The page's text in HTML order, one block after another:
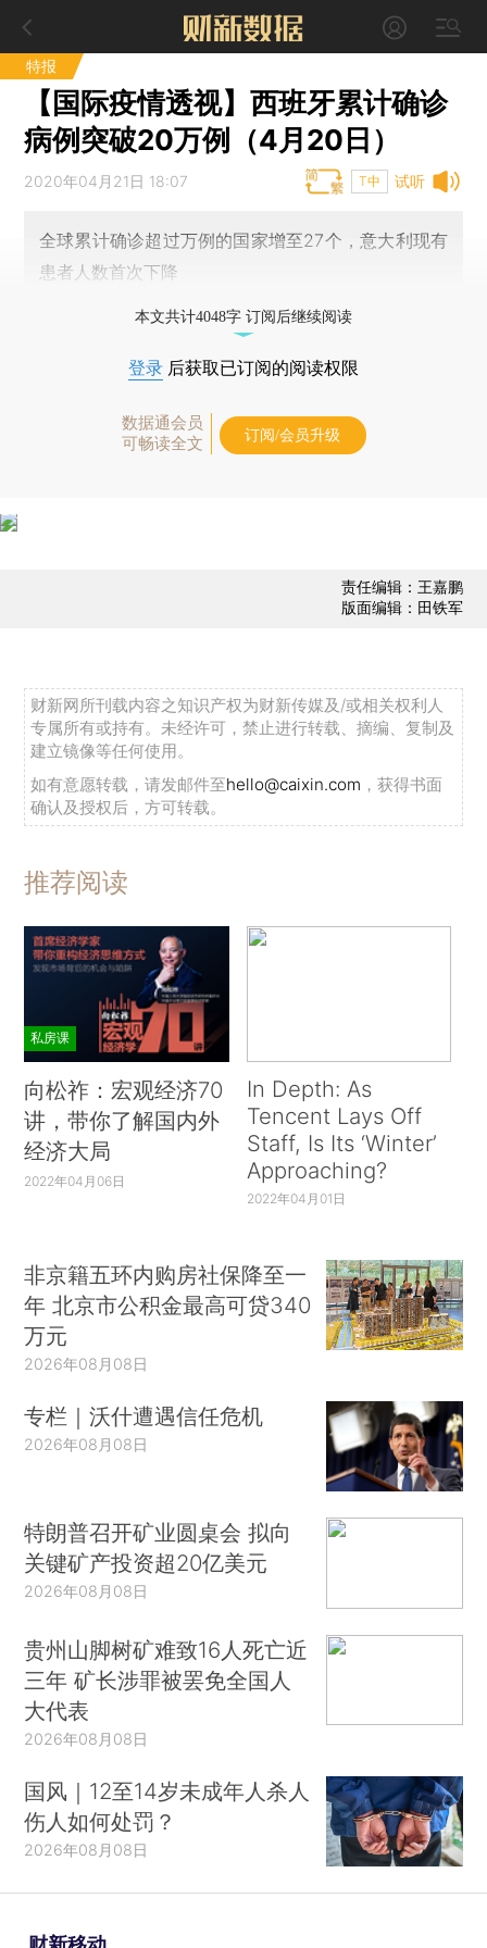
特报
【国际疫情透视】西班牙累计确诊
病例突破20万例（4月20日）
试听
2020年04月21日 18:07 T中
全球累计确诊超过万例的国家增至27个，意大利现有
患者人数首次下降
本文共计4048字 订阅后继续阅读
登录 后获取已订阅的阅读权限
数据通会员
可畅读全文
订阅/会员升级
责任编辑：王嘉鹏
版面编辑：田铁军
财新网所刊载内容之知识产权为财新传媒及/或相关权利人
专属所有或持有。未经许可，禁止进行转载、摘编、复制及
建立镜像等任何使用。
如有意愿转载，请发邮件至hello@caixin.com ，获得书面
确认及授权后，方可转载。
推荐阅读
私房课
向松祚：宏观经济70
讲，带你了解国内外
经济大局
2022年04月06日
In Depth: As
Tencent Lays Off
Staff, Is Its ‘Winter’
Approaching?
2022年04月01日
非京籍五环内购房社保降至一
年 北京市公积金最高可贷340
万元
2026年08月08日
专栏｜沃什遭遇信任危机
2026年08月08日
特朗普召开矿业圆桌会 拟向
关键矿产投资超20亿美元
2026年08月08日
贵州山脚树矿难致16人死亡近
三年 矿长涉罪被罢免全国人
大代表
2026年08月08日
国风｜12至14岁未成年人杀人
伤人如何处罚？
2026年08月08日